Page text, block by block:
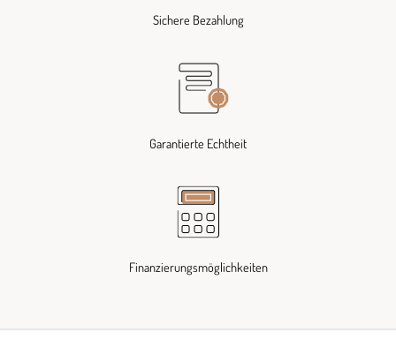
Sichere Bezahlung
Garantierte Echtheit
Finanzierungsmöglichkeiten